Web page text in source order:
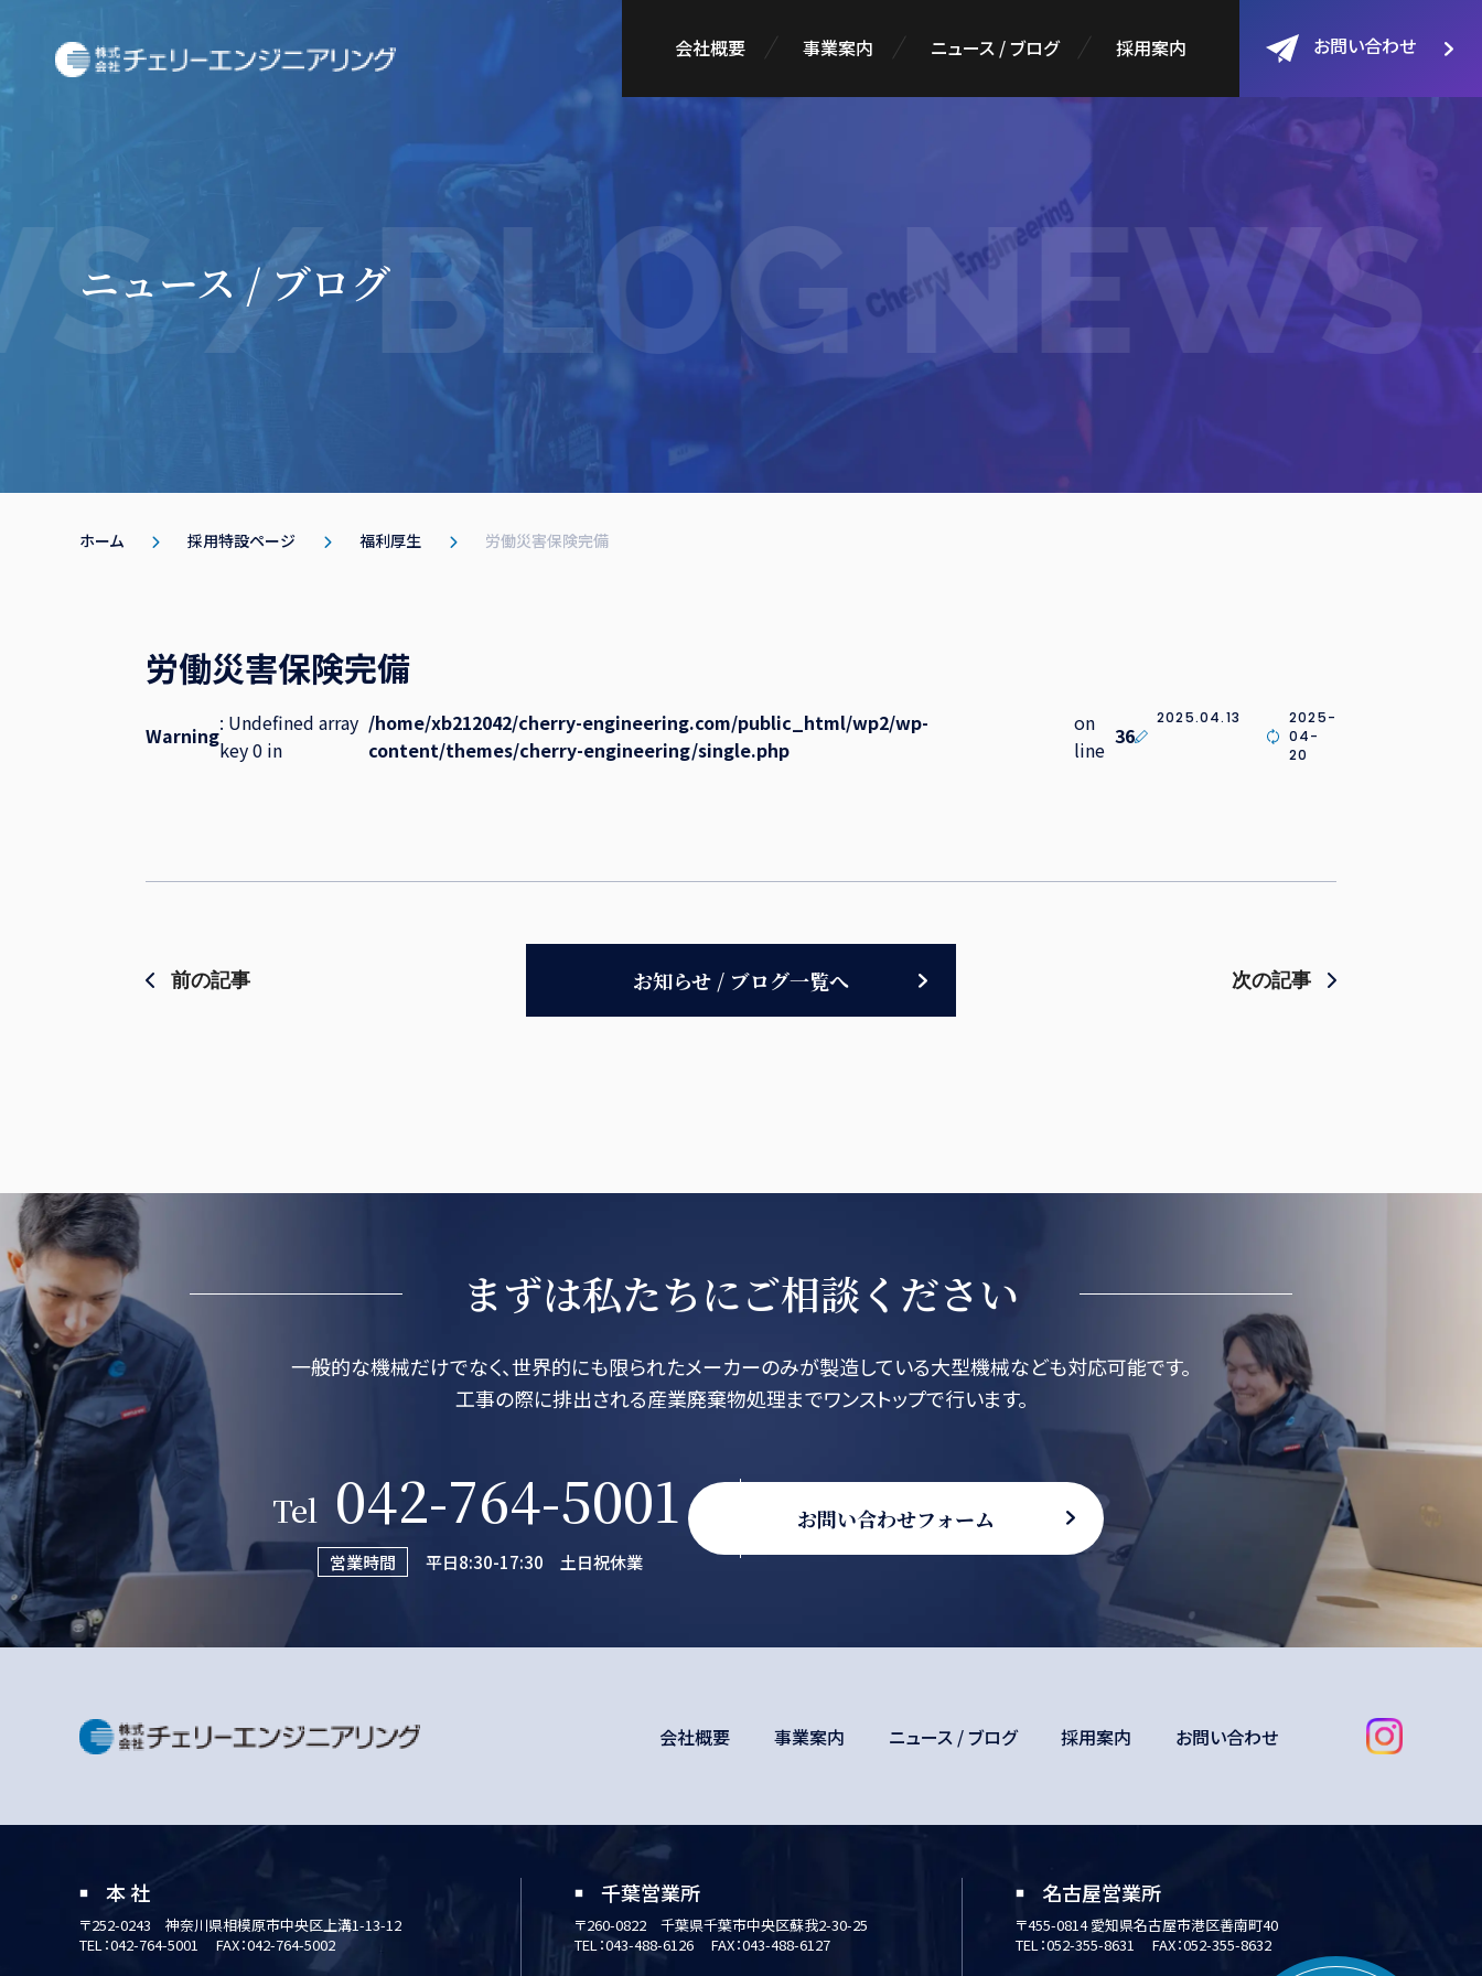
会社概要 事業案内 ニュース / ブログ 採用案内 お問い合わせ
/ BLOG NEWS
ニュース / ブログ
ホーム 採用特設ページ 福利厚生 労働災害保険完備
労働災害保険完備
Warning
: Undefined array
key 0 in
/home/xb212042/cherry-engineering.com/public_html/wp2/wp-
content/themes/cherry-engineering/single.php
on
line
36
2025.04.13
2025-
04-
20
前の記事 お知らせ / ブログ一覧へ 次の記事
まずは私たちにご相談ください
一般的な機械だけでなく、世界的にも限られたメーカーのみが製造している大型機械なども対応可能です。
工事の際に排出される産業廃棄物処理までワンストップで行います。
Tel 042-764-5001
営業時間 平日8:30-17:30 土日祝休業
お問い合わせフォーム
会社概要 事業案内 ニュース / ブログ 採用案内 お問い合わせ
本 社
〒252-0243 神奈川県相模原市中央区上溝1-13-12
TEL：042-764-5001 FAX：042-764-5002
千葉営業所
〒260-0822 千葉県千葉市中央区蘇我2-30-25
TEL：043-488-6126 FAX：043-488-6127
名古屋営業所
〒455-0814愛知県名古屋市港区善南町40
TEL：052-355-8631 FAX：052-355-8632